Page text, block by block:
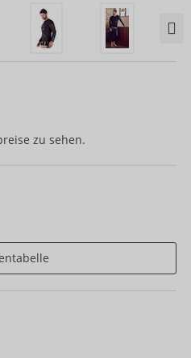
zu sehen.